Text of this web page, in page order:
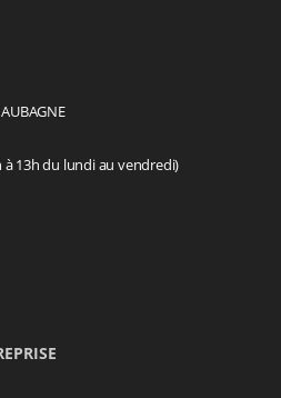
à 13h du lundi au vendredi)